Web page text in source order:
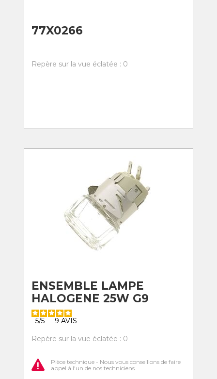
77X0266
Repère sur la vue éclatée : 0
ENSEMBLE LAMPE
HALOGENE 25W G9
5/5 - 9 AVIS
Repère sur la vue éclatée : 0
Pièce technique - Nous vous conseillons de faire
appel à l'un de nos techniciens